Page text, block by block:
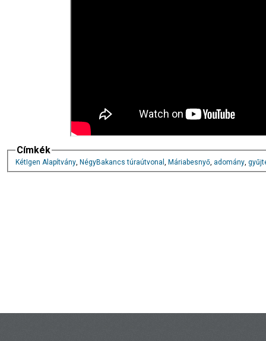
Címkék
KétIgen Alapítvány, NégyBakancs túraútvonal , Máriabesnyő, adomány,